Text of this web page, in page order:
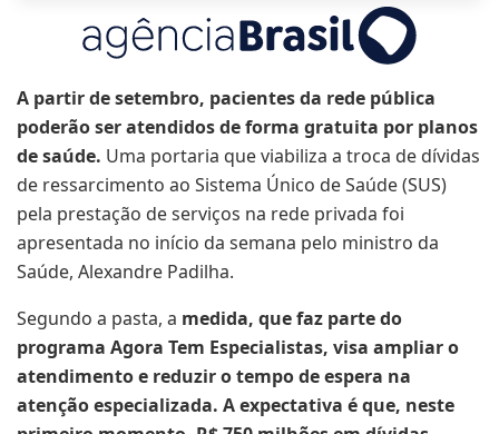
A partir de setembro, pacientes da rede pública
poderão ser atendidos de forma gratuita por planos
de saúde. Uma portaria que viabiliza a troca de dívidas
de ressarcimento ao Sistema Único de Saúde (SUS)
pela prestação de serviços na rede privada foi
apresentada no início da semana pelo ministro da
Saúde, Alexandre Padilha.
Segundo a pasta, a medida, que faz parte do
programa Agora Tem Especialistas, visa ampliar o
atendimento e reduzir o tempo de espera na
atenção especializada. A expectativa é que, neste